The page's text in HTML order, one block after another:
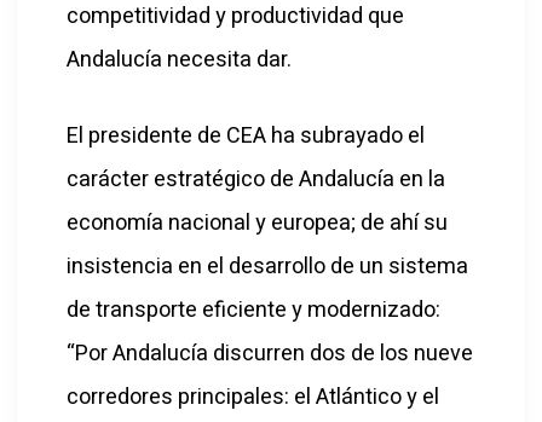
competitividad y productividad que
Andalucía necesita dar.
El presidente de CEA ha subrayado el
carácter estratégico de Andalucía en la
economía nacional y europea; de ahí su
insistencia en el desarrollo de un sistema
de transporte eficiente y modernizado:
“Por Andalucía discurren dos de los nueve
corredores principales: el Atlántico y el